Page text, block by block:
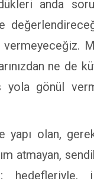
anda
ne de
yola gönül
yapı olan,
atmayan,
hedefleriyle,